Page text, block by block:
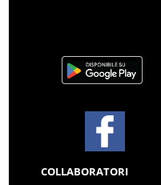
COLLABORATORI